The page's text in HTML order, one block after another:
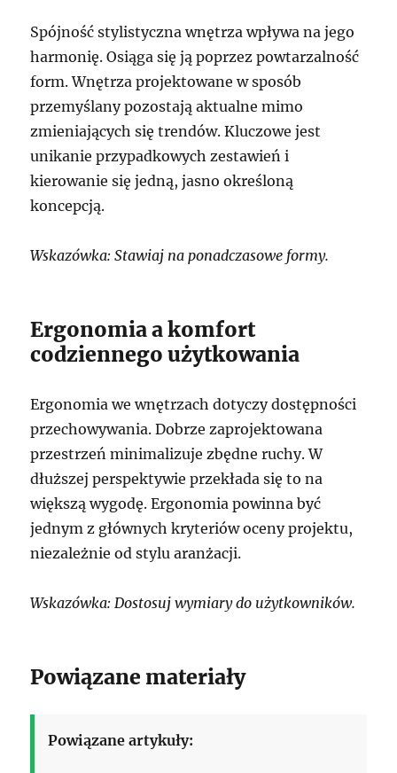
Spójność stylistyczna wnętrza wpływa na jego
harmonię. Osiąga się ją poprzez powtarzalność
form. Wnętrza projektowane w sposób
przemyślany pozostają aktualne mimo
zmieniających się trendów. Kluczowe jest
unikanie przypadkowych zestawień i
kierowanie się jedną, jasno określoną
koncepcją.
Wskazówka: Stawiaj na ponadczasowe formy.
Ergonomia a komfort
codziennego użytkowania
Ergonomia we wnętrzach dotyczy dostępności
przechowywania. Dobrze zaprojektowana
przestrzeń minimalizuje zbędne ruchy. W
dłuższej perspektywie przekłada się to na
większą wygodę. Ergonomia powinna być
jednym z głównych kryteriów oceny projektu,
niezależnie od stylu aranżacji.
Wskazówka: Dostosuj wymiary do użytkowników.
Powiązane materiały
Powiązane artykuły: